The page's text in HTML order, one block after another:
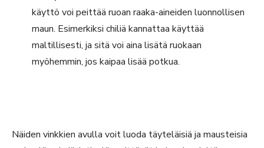
käyttö voi peittää ruoan raaka-aineiden luonnollisen
maun. Esimerkiksi chiliä kannattaa käyttää
maltillisesti, ja sitä voi aina lisätä ruokaan
myöhemmin, jos kaipaa lisää potkua.
Näiden vinkkien avulla voit luoda täyteläisiä ja mausteisia